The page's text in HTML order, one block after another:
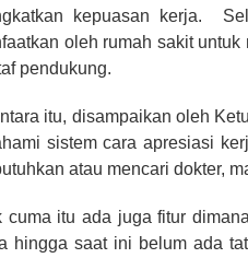
kepuasan kerja.
oleh rumah sakit
pendukung.
itu, disampaikan oleh
sistem cara apresiasi
atau mencari dokter,
cuma itu ada juga fitur
hingga saat ini belum ada